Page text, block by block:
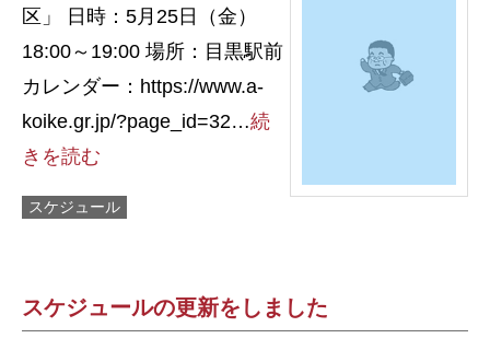
区」 日時：5月25日（金）
18:00～19:00 場所：目黒駅前
カレンダー：https://www.a-
koike.gr.jp/?page_id=32…続
きを読む
スケジュール
スケジュールの更新をしました